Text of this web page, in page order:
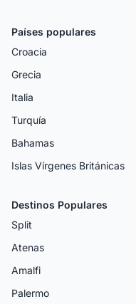
Países populares
Croacia
Grecia
Italia
Turquía
Bahamas
Islas Vírgenes Británicas
Destinos Populares
Split
Atenas
Amalfi
Palermo